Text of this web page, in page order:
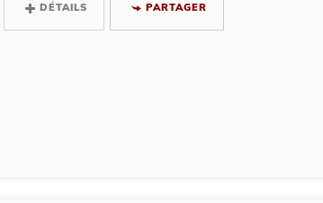
DÉTAILS PARTAGER